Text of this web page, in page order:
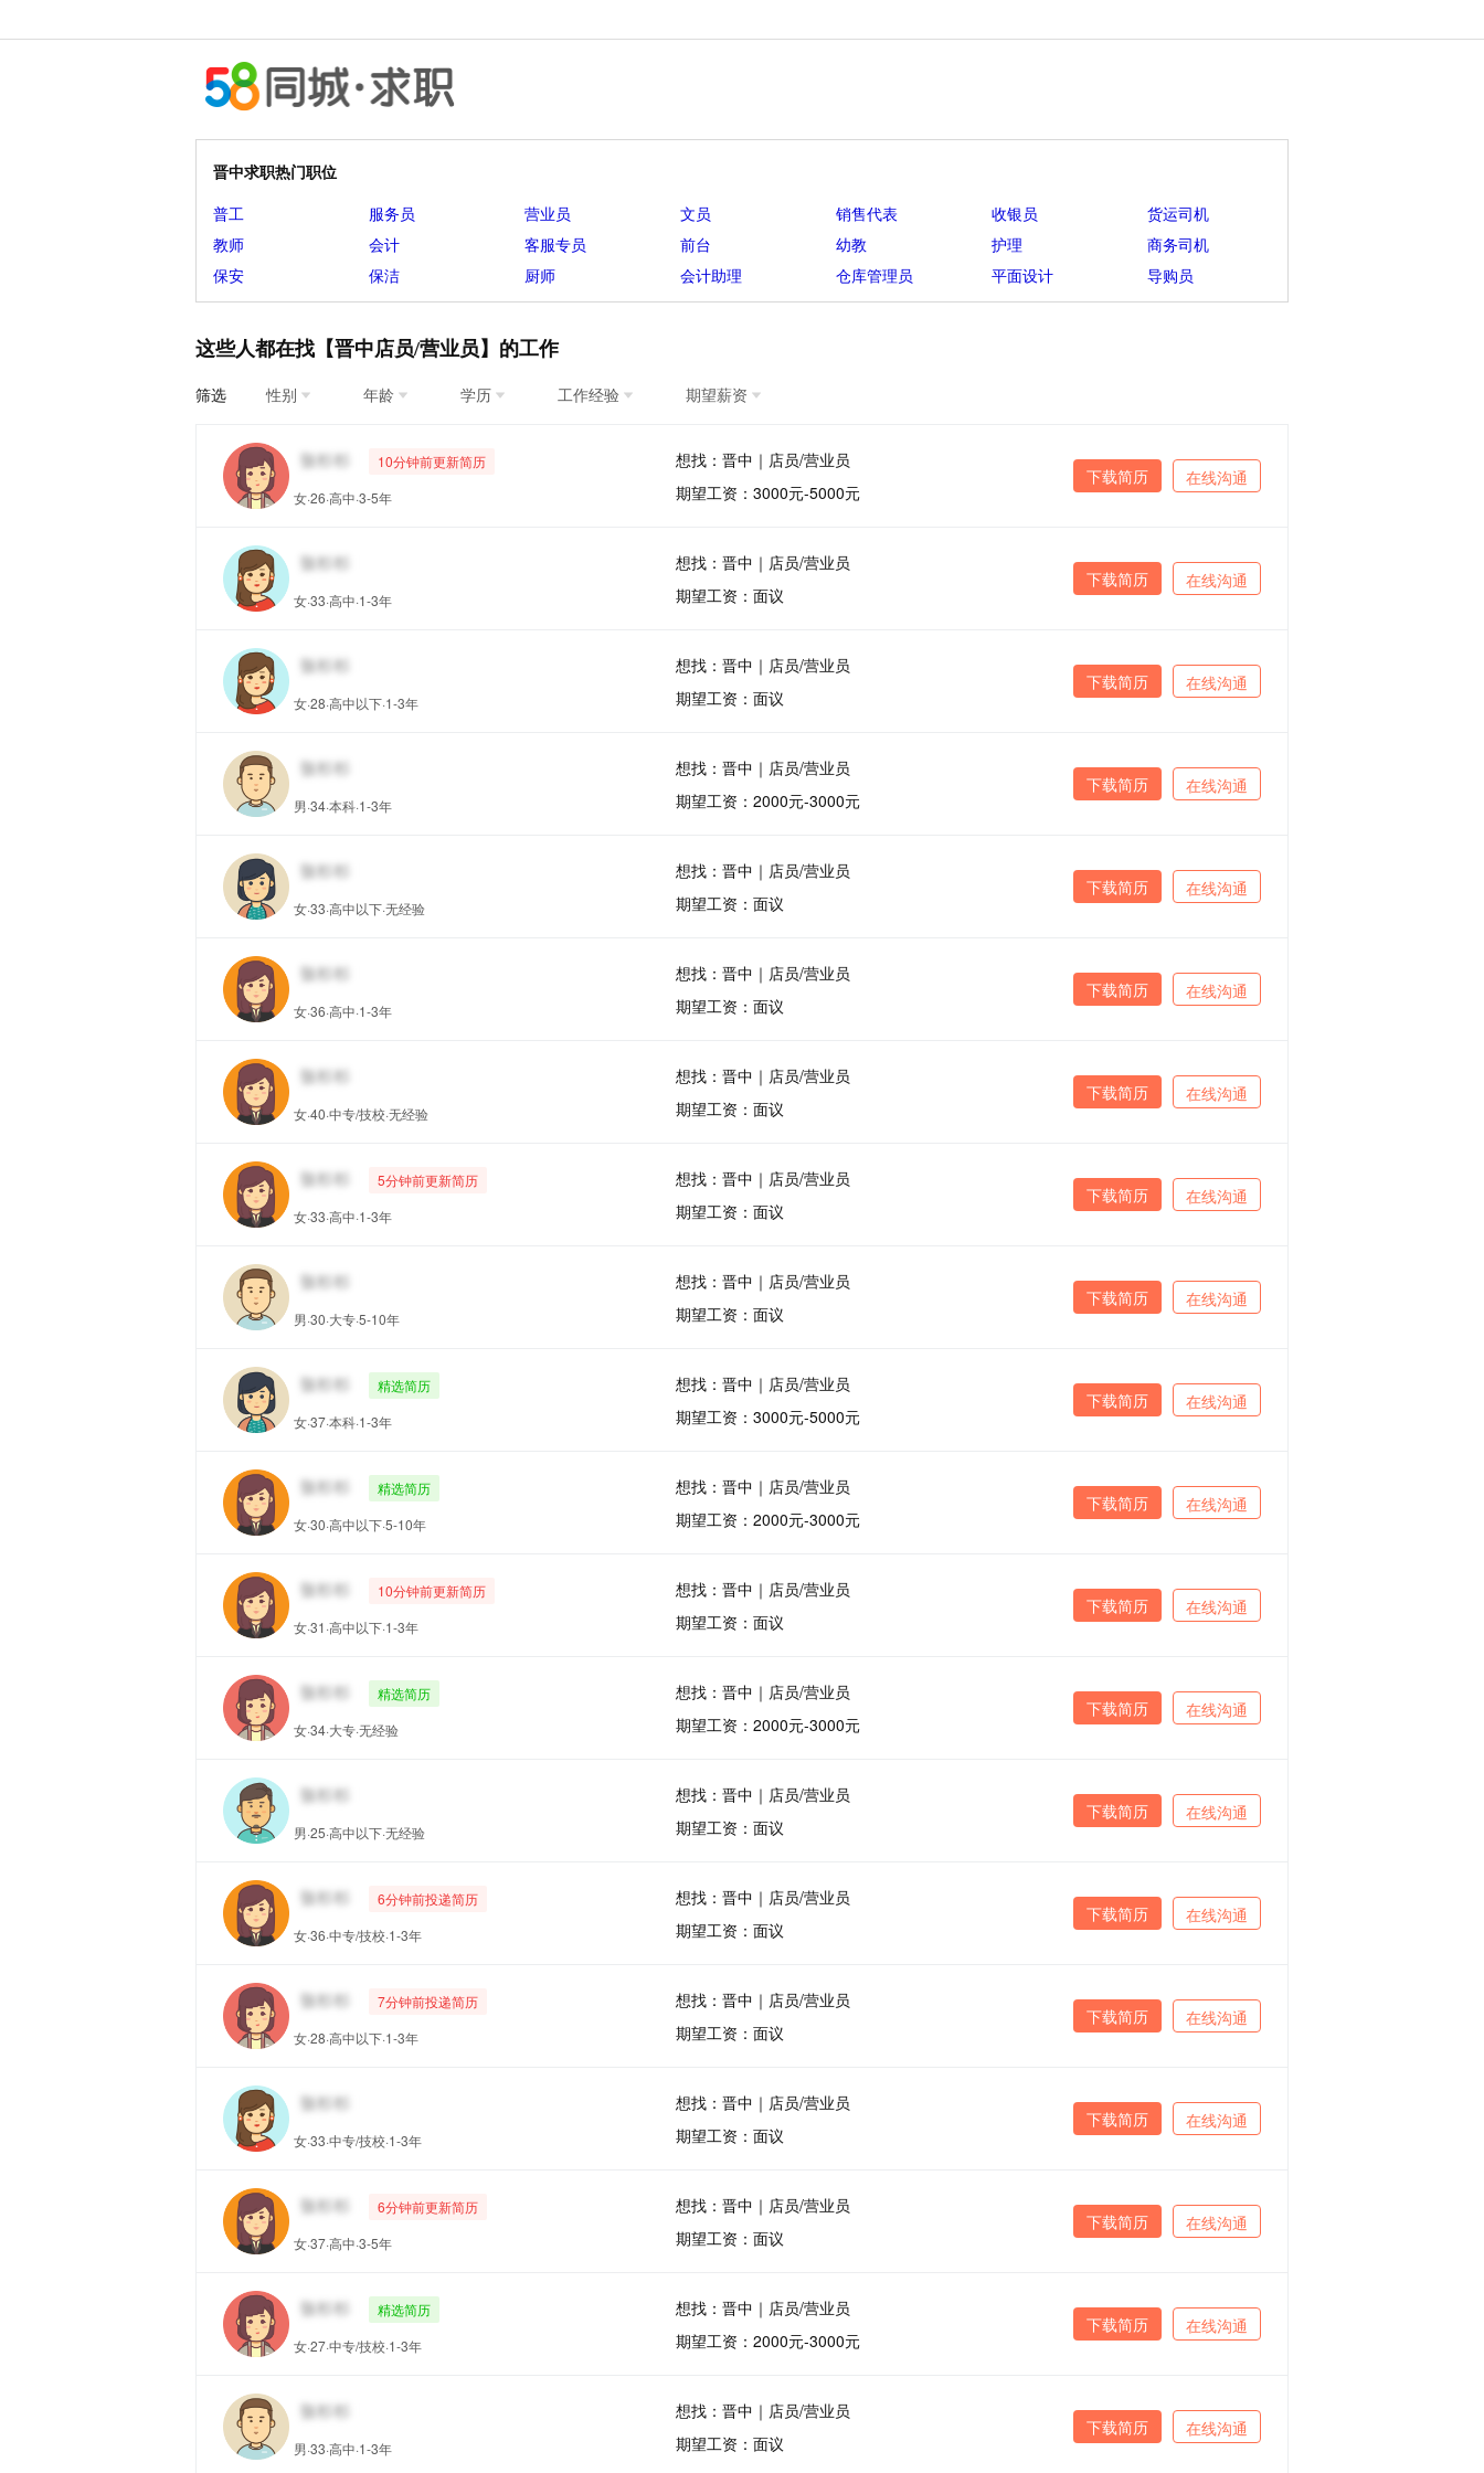
晋中求职热门职位
普工 服务员 营业员 文员 销售代表 收银员
货运司机
教师
会计 客服专员 前台 幼教 护理
商务司机
保安
保洁 厨师 会计助理 仓库管理员 平面设计 导购员
这些人都在找【晋中店员/营业员】的工作
筛选 性别 年龄 学历 工作经验 期望薪资
10分钟前更新简历
女·26·高中·3-5年
想找：晋中｜店员/营业员
期望工资：3000元-5000元
在线沟通
下载简历
女·33·高中·1-3年
想找：晋中｜店员/营业员
期望工资：面议
在线沟通
下载简历
女·28·高中以下·1-3年
想找：晋中｜店员/营业员
期望工资：面议
在线沟通
下载简历
男·34·本科·1-3年
想找：晋中｜店员/营业员
期望工资：2000元-3000元
在线沟通
下载简历
女·33·高中以下·无经验
想找：晋中｜店员/营业员
期望工资：面议
在线沟通
下载简历
女·36·高中·1-3年
想找：晋中｜店员/营业员
期望工资：面议
在线沟通
下载简历
女·40·中专/技校·无经验
想找：晋中｜店员/营业员
期望工资：面议
在线沟通
下载简历
5分钟前更新简历
女·33·高中·1-3年
想找：晋中｜店员/营业员
期望工资：面议
在线沟通
下载简历
男·30·大专·5-10年
想找：晋中｜店员/营业员
期望工资：面议
在线沟通
下载简历
精选简历
女·37·本科·1-3年
想找：晋中｜店员/营业员
期望工资：3000元-5000元
在线沟通
下载简历
精选简历
女·30·高中以下·5-10年
想找：晋中｜店员/营业员
期望工资：2000元-3000元
在线沟通
下载简历
10分钟前更新简历
女·31·高中以下·1-3年
想找：晋中｜店员/营业员
期望工资：面议
在线沟通
下载简历
精选简历
女·34·大专·无经验
想找：晋中｜店员/营业员
期望工资：2000元-3000元
在线沟通
下载简历
男·25·高中以下·无经验
想找：晋中｜店员/营业员
期望工资：面议
在线沟通
下载简历
6分钟前投递简历
女·36·中专/技校·1-3年
想找：晋中｜店员/营业员
期望工资：面议
在线沟通
下载简历
7分钟前投递简历
女·28·高中以下·1-3年
想找：晋中｜店员/营业员
期望工资：面议
在线沟通
下载简历
女·33·中专/技校·1-3年
想找：晋中｜店员/营业员
期望工资：面议
在线沟通
下载简历
6分钟前更新简历
女·37·高中·3-5年
想找：晋中｜店员/营业员
期望工资：面议
在线沟通
下载简历
精选简历
女·27·中专/技校·1-3年
想找：晋中｜店员/营业员
期望工资：2000元-3000元
在线沟通
下载简历
男·33·高中·1-3年
想找：晋中｜店员/营业员
期望工资：面议
在线沟通
下载简历